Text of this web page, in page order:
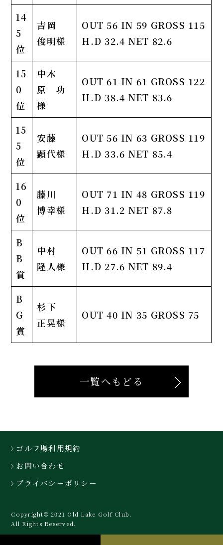
14
5
位
吉岡
俊明様
OUT 56 IN 59 GROSS 115
H.D 32.4 NET 82.6
15
0
位
中木
原 功
様
OUT 61 IN 61 GROSS 122
H.D 38.4 NET 83.6
15
5
位
安藤
顕代様
OUT 56 IN 63 GROSS 119
H.D 33.6 NET 85.4
16
0
位
藤川
博幸様
OUT 71 IN 48 GROSS 119
H.D 31.2 NET 87.8
B
B
賞
中村
隆人様
OUT 66 IN 51 GROSS 117
H.D 27.6 NET 89.4
B
G
賞
杉下
正晃様
OUT 40 IN 35 GROSS 75
一覧へもどる
ゴルフ場利用規約
お問い合わせ
プライバシーポリシー
Copyright© 2021 Old Lake Golf Club.
All Rights Reserved.